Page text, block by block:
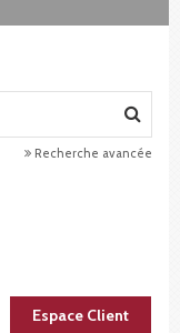
Recherche avancée
Espace Client